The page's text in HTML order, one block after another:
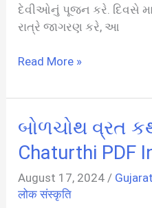
દેવીઓનું પૂજન કરે. દિવસે
રાત્રે જાગરણ કરે, આ
એવરત
વ્રતકથા
Evrat
Jivrat
Katha
PDF
Read More »
બોળચોથ વ્રત
Chaturthi PDF
August 17, 2024 /
लोक संस्कृति